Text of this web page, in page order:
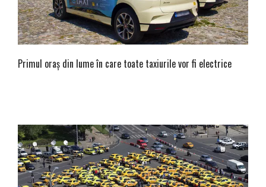
Primul oraș din lume în care toate taxiurile vor fi electrice